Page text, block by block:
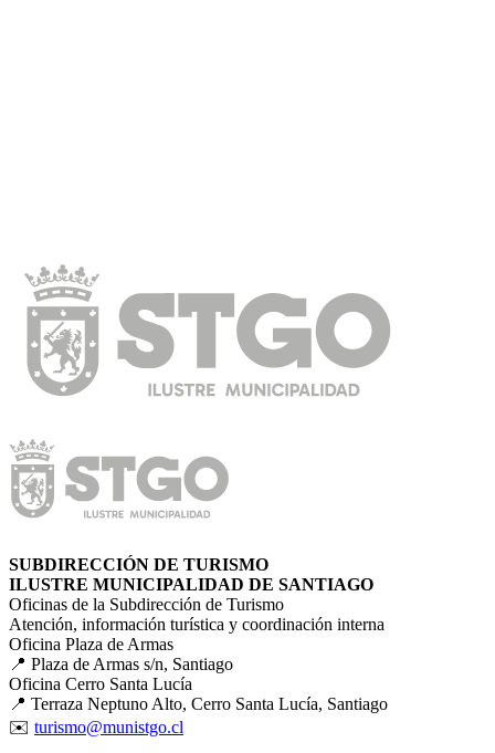
SUBDIRECCIÓN DE TURISMO
ILUSTRE MUNICIPALIDAD DE SANTIAGO
Oficinas de la Subdirección de Turismo
Atención, información turística y coordinación interna
Oficina Plaza de Armas
📍 Plaza de Armas s/n, Santiago
Oficina Cerro Santa Lucía
📍 Terraza Neptuno Alto, Cerro Santa Lucía, Santiago
✉️ turismo@munistgo.cl